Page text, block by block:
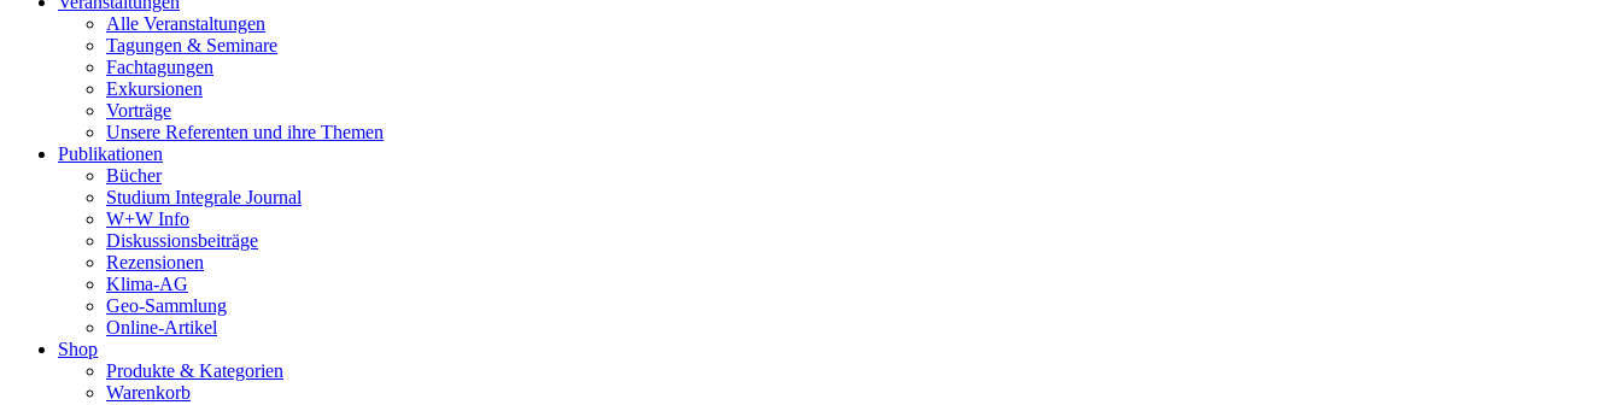
Alle Veranstaltungen
Tagungen & Seminare
Fachtagungen
Exkursionen
Vorträge
Unsere Referenten und ihre Themen
Publikationen
Bücher
Studium Integrale Journal
W+W Info
Diskussionsbeiträge
Rezensionen
Klima-AG
Geo-Sammlung
Online-Artikel
Shop
Produkte & Kategorien
Warenkorb